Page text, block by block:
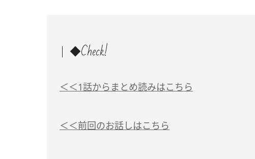
◆Check!
＜＜1話からまとめ読みはこちら
＜＜前回のお話しはこちら